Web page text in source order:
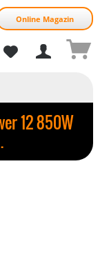
Online Magazin
12 850W